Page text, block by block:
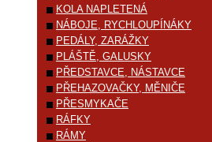
KOLA NAPLETENÁ
NÁBOJE, RYCHLOUPÍNÁKY
PEDÁLY, ZARÁŽKY
PLÁŠTĚ, GALUSKY
PŘEDSTAVCE, NÁSTAVCE
PŘEHAZOVAČKY, MĚNIČE
PŘESMYKAČE
RÁFKY
RÁMY